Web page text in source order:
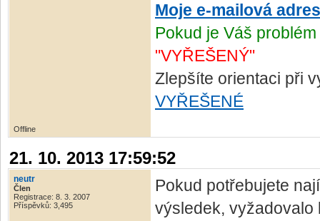
Moje e-mailová
Pokud je Váš
"VYŘEŠENÝ"
Zlepšíte orientaci při
VYŘEŠENÉ
Offline
21. 10. 2013 17:59:52
neutr
Člen
Registrace: 8. 3. 2007
Příspěvků: 3,495
Pokud potřebujete
výsledek, vyžadovalo